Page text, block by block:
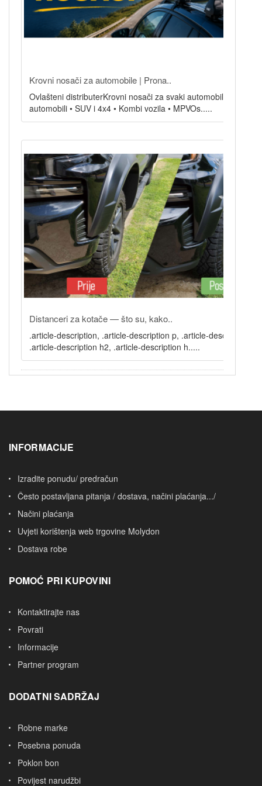
Krovni nosači za automobile | Prona..
Ovlašteni distributerKrovni nosači za svaki automobilOsobni
automobili • SUV i 4x4 • Kombi vozila • MPVOs.....
Distanceri za kotače — što su, kako..
.article-description, .article-description p, .article-description li,
.article-description h2, .article-description h.....
INFORMACIJE
Izradite ponudu/ predračun
Često postavljana pitanja / dostava, načini plaćanja.../
Načini plaćanja
Uvjeti korištenja web trgovine Molydon
Dostava robe
POMOĆ PRI KUPOVINI
Kontaktirajte nas
Povrati
Informacije
Partner program
DODATNI SADRŽAJ
Robne marke
Posebna ponuda
Poklon bon
Povijest narudžbi